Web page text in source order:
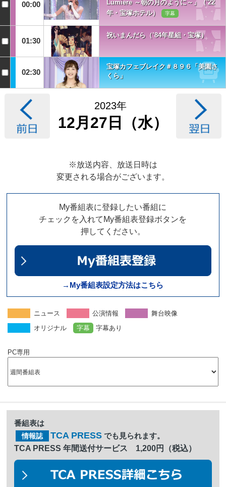
00:00
Lumiere ～朝の月のように～」（'22
年・宝塚ホテル）
字幕
01:30
祝いまんだら（’84年星組・宝塚）
02:30
宝塚カフェブレイク＃８９６「美園さ
くら」
2023年
12月27日（水）
※放送内容、放送日時は
変更される場合がございます。
My番組表に登録したい番組に
チェックを入れてMy番組表登録ボタンを
押してください。
→My番組表設定方法はこちら
ニュース 公演情報
舞台映像
オリジナル
字幕 字幕あり
PC専用
番組表は
情報誌 TCA PRESS でも見られます。
TCA PRESS 年間送付サービス 1,200円（税込）